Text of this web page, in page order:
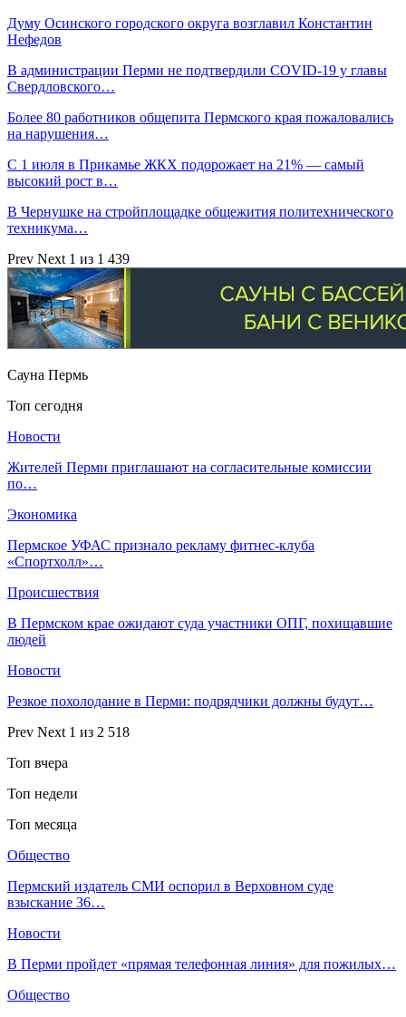
Думу Осинского городского округа возглавил Константин
Нефедов
В администрации Перми не подтвердили COVID-19 у главы
Свердловского…
Более 80 работников общепита Пермского края пожаловались
на нарушения…
С 1 июля в Прикамье ЖКХ подорожает на 21% — самый
высокий рост в…
В Чернушке на стройплощадке общежития политехнического
техникума…
Prev Next 1 из 1 439
Сауна Пермь
Топ сегодня
Новости
Жителей Перми приглашают на согласительные комиссии
по…
Экономика
Пермское УФАС признало рекламу фитнес-клуба
«Спортхолл»…
Происшествия
В Пермском крае ожидают суда участники ОПГ, похищавшие
людей
Новости
Резкое похолодание в Перми: подрядчики должны будут…
Prev Next 1 из 2 518
Топ вчера
Топ недели
Топ месяца
Общество
Пермский издатель СМИ оспорил в Верховном суде
взыскание 36…
Новости
В Перми пройдет «прямая телефонная линия» для пожилых…
Общество